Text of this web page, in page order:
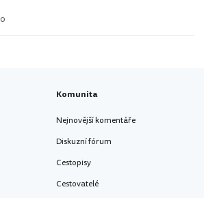
0
Komunita
Nejnovější komentáře
Diskuzní fórum
Cestopisy
Cestovatelé